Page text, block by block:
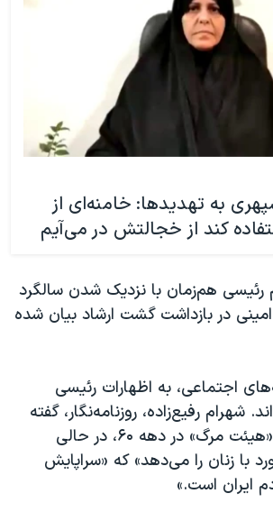
به تهدیدها: خامنه‌ای از
کند از خجالتش در می‌آیم
رئیسی هم‌زمان با نزدیک شدن سالگرد
در بازداشت گشت ارشاد بیان شده
اجتماعی، به اظهارات رئیسی
شهرام رفیع‌زاده، روزنامه‌نگار، گفته
است که این عضو «هیئت مرگ» در دهه ۶۰، در حالی
با زنان را می‌دهد» که «سراپایش
ایران است.»